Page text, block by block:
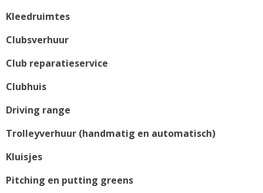
Kleedruimtes
Clubsverhuur
Club reparatieservice
Clubhuis
Driving range
Trolleyverhuur (handmatig en automatisch)
Kluisjes
Pitching en putting greens